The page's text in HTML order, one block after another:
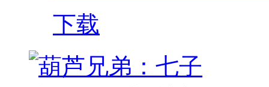
下载